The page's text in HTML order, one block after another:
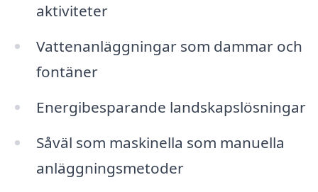
aktiviteter
Vattenanläggningar som dammar och
fontäner
Energibesparande landskapslösningar
Såväl som maskinella som manuella
anläggningsmetoder